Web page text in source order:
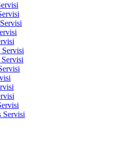
Servisi